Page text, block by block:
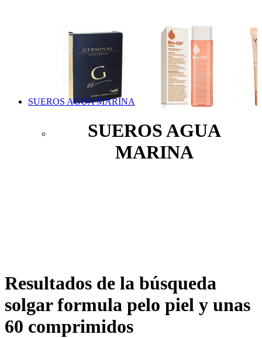
SUEROS AGUA MARINA
SUEROS AGUA
MARINA
Resultados de la búsqueda
solgar formula pelo piel y unas
60 comprimidos